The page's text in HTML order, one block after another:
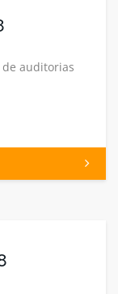
auditorias